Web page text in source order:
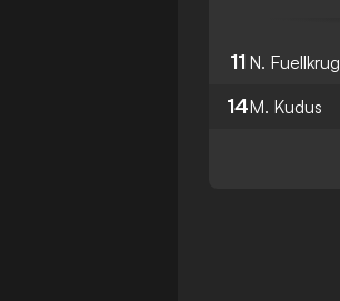
11 N. Fuellkrug
14M. Kudus